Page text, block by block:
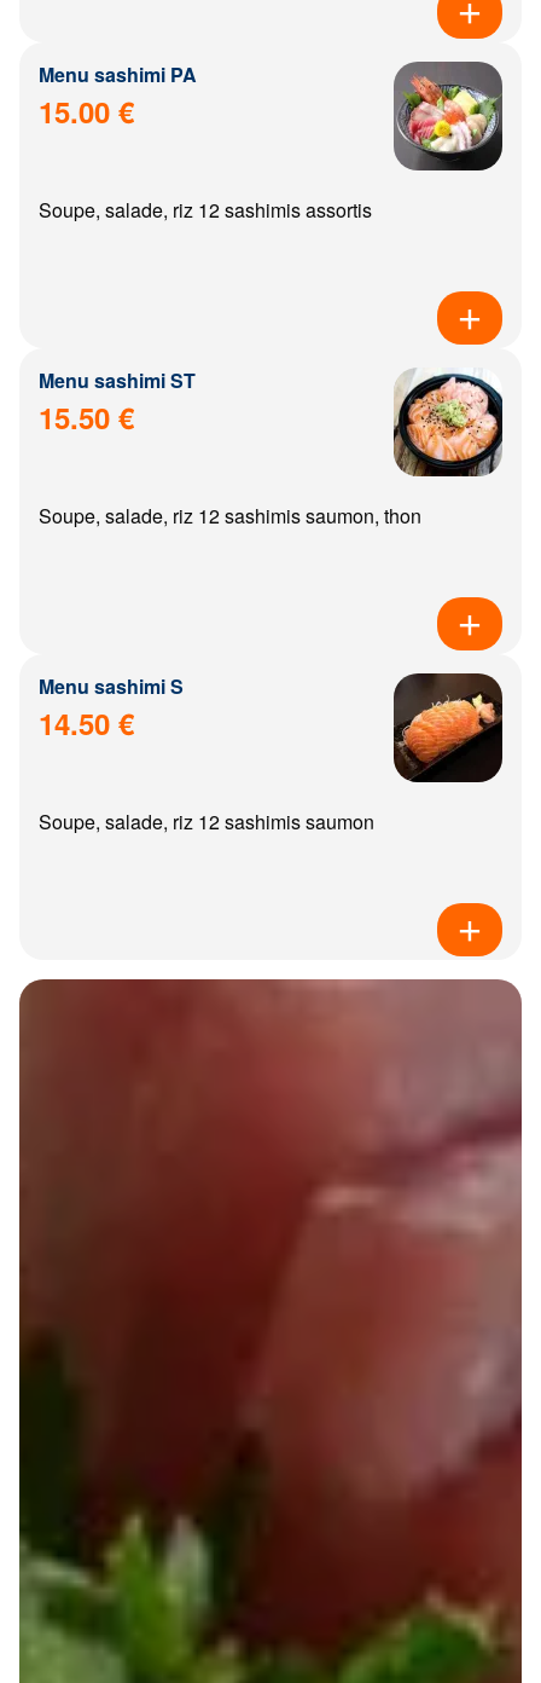
Menu sashimi PA
15.00 €
Soupe, salade, riz 12 sashimis assortis
Menu sashimi ST
15.50 €
Soupe, salade, riz 12 sashimis saumon, thon
Menu sashimi S
14.50 €
Soupe, salade, riz 12 sashimis saumon